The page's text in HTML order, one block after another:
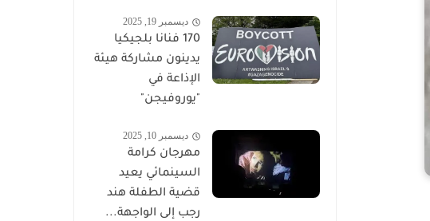
ديسمبر 19, 2025
170 فنانا بلجيكيا
يدينون مشاركة هيئة
الإذاعة في
"يوروفيجن"
ديسمبر 10, 2025
مهرجان كرامة
السينمائي يعيد
قضية الطفلة هند
رجب إلى الواجهة...